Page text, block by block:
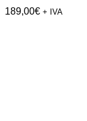
189,00€ + IVA